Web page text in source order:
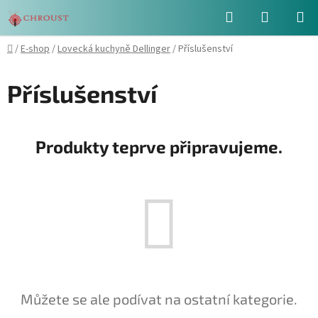
na
obsah
Hledat
KOŠÍK
Domů
/E-shop/Lovecká kuchyně Dellinger/Příslušenství
Příslušenství
Produkty teprve připravujeme.
Můžete se ale podívat na ostatní kategorie.